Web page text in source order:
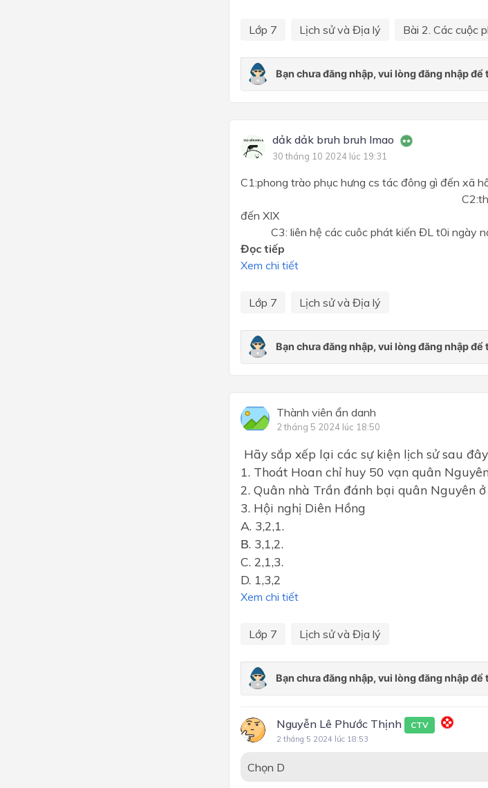
Lớp 7 Lịch sử và Địa lý Bài 2. Các cuộc
dảk dảk bruh bruh lmao
30 tháng 10 2024 lúc 19:31
C1:phong trào phục hưng cs
C2:thành tựu văn h0a
đến
C3: liên hệ các cuôc phát kiến ĐL t0i ngày
Đọc tiếp
Xem chi tiết
Lớp 7 Lịch sử và Địa lý
Thành viên ẩn danh
2 tháng 5 2024 lúc 18:50
Hãy sắp xếp lại các sự kiện lịch sử sau
1. Thoát Hoan chỉ huy 50 vạn quân
2. Quân nhà Trần đánh bại quân Nguyên
3. Hội nghị Diên Hồng
A. 3,2,1.
В. 3,1,2.
C. 2,1,3.
D. 1,3,2
Xem chi tiết
Lớp 7 Lịch sử và Địa lý
Nguyễn Lê Phước Thịnh CTV
2 tháng 5 2024 lúc 18:53
Chọn D